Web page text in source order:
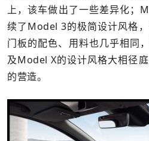
上，该车做出了一些差异化；
续了Model 3的极简设计风格
门板的配色、用料也几乎相同
及Model X的设计风格大相径
的营造。